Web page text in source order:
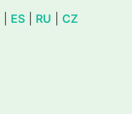
ES RU CZ